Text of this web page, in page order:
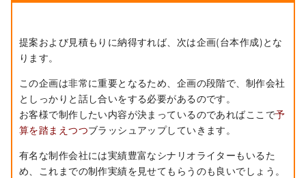
提案および見積もりに納得すれば、次は企画(台本作成)とな
ります。
この企画は非常に重要となるため、企画の段階で、制作会社
としっかりと話し合いをする必要があるのです。
お客様で制作したい内容が決まっているのであればここで予
算を踏まえつつブラッシュアップしていきます。
有名な制作会社には実績豊富なシナリオライターもいるた
め、これまでの制作実績を見せてもらうのも良いでしょう。